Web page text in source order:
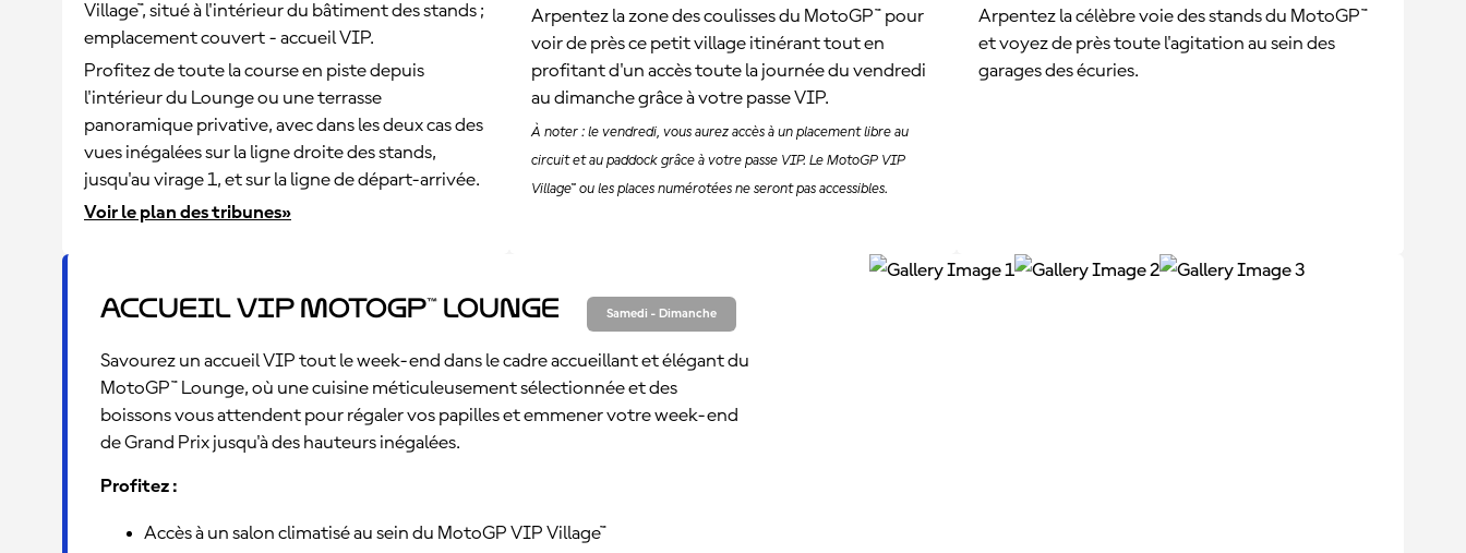
Village™, situé à l'intérieur du bâtiment des stands ;
emplacement couvert - accueil VIP.
Profitez de toute la course en piste depuis
l'intérieur du Lounge ou une terrasse
panoramique privative, avec dans les deux cas des
vues inégalées sur la ligne droite des stands,
jusqu'au virage 1, et sur la ligne de départ-arrivée.
Voir le plan des tribunes»
Arpentez la zone des coulisses du MotoGP™ pour
voir de près ce petit village itinérant tout en
profitant d'un accès toute la journée du vendredi
au dimanche grâce à votre passe VIP.
À noter : le vendredi, vous aurez accès à un placement libre au
circuit et au paddock grâce à votre passe VIP. Le MotoGP VIP
Village™ ou les places numérotées ne seront pas accessibles.
Arpentez la célèbre voie des stands du MotoGP™
et voyez de près toute l'agitation au sein des
garages des écuries.
Accueil VIP MotoGP™ Lounge Samedi - Dimanche
Savourez un accueil VIP tout le week-end dans le cadre accueillant et élégant du
MotoGP™ Lounge, où une cuisine méticuleusement sélectionnée et des
boissons vous attendent pour régaler vos papilles et emmener votre week-end
de Grand Prix jusqu'à des hauteurs inégalées.
Profitez :
Accès à un salon climatisé au sein du MotoGP VIP Village™